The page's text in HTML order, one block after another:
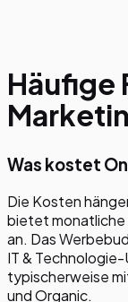
Häufige
Was kostet
Die Kosten
bietet
an. Das
IT &
typischerweise
und Organic.